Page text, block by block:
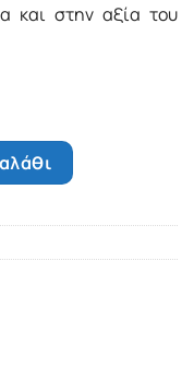
και στην αξία του
ποσότητα